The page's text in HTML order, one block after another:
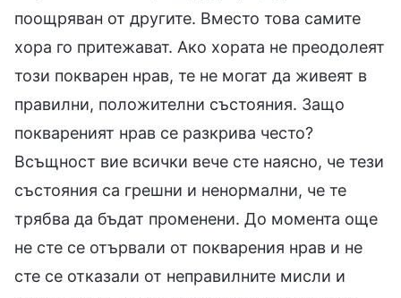
поощряван от другите. Вместо това самите
хора го притежават. Ако хората не преодолеят
този покварен нрав, те не могат да живеят в
правилни, положителни състояния. Защо
поквареният нрав се разкрива често?
Всъщност вие всички вече сте наясно, че тези
състояния са грешни и ненормални, че те
трябва да бъдат променени. До момента още
не сте се отървали от покварения нрав и не
сте се отказали от неправилните мисли и